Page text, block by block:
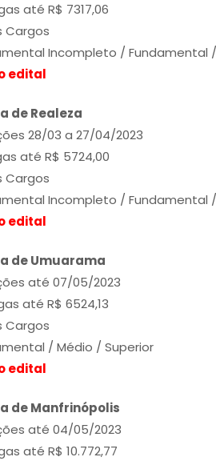
até R$ 7317,06
Cargos
Incompleto / Fundamental
edital
de Realeza
28/03 a 27/04/2023
até R$ 5724,00
Cargos
Incompleto / Fundamental
edital
de Umuarama
até 07/05/2023
até R$ 6524,13
Cargos
/ Médio / Superior
edital
de Manfrinópolis
até 04/05/2023
até R$ 10.772,77